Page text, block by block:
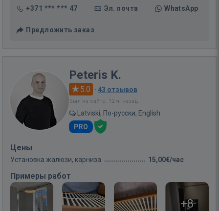
+371 *** *** 47 Эл. почта WhatsApp
Предложить заказ
Peteris K.
5.0 · 43 отзывов
Был на сайте: 12 ч. назад
Latviski, По-русски, English
PRO
Цены
Установка жалюзи, карниза 15,00€/час
Примеры работ
+8